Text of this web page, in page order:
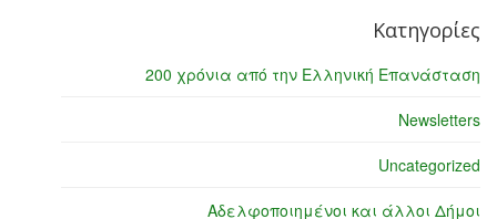
Κατηγορίες
200 χρόνια από την Ελληνική Επανάσταση
Newsletters
Uncategorized
Αδελφοποιημένοι και άλλοι Δήμοι